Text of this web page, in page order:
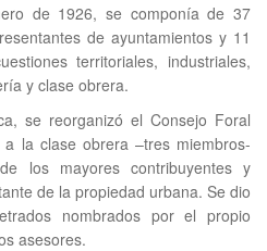
de 1926, se componía de 37
de ayuntamientos y 11
territoriales, industriales,
y clase obrera.
se reorganizó el Consejo Foral
la clase obrera –tres miembros-
los mayores contribuyentes y
de la propiedad urbana. Se dio
nombrados por el propio
asesores.